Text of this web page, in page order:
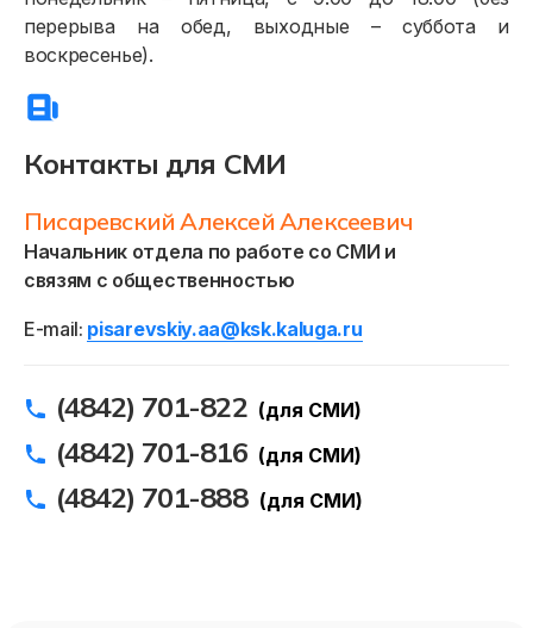
Контакты для СМИ
Писаревский Алексей Алексеевич
Начальник отдела по работе со СМИ и
связям с общественностью
E-mail: pisarevskiy.aa@ksk.kaluga.ru
(4842) 701-822 (для СМИ)
(4842) 701-816 (для СМИ)
(4842) 701-888 (для СМИ)
перерыва на обед, выходные – суббота и
воскресенье).